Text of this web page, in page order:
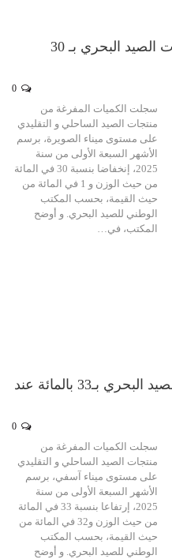
ميناء الصويرة..إنخفاض مفرغات الصيد البحري بـ 30
سجلت الكميات المفرغة من
منتجات الصيد الساحلي و التقليدي
على مستوى ميناء الصويرة، برسم
الأشهر السبعة الأولى من سنة
2025، إنخفاضا بنسبة 30 في المائة
من حيث الوزن و 1 في المائة من
حيث القيمة، بحسب المكتب
الوطني للصيد البحري. و أوضح
المكتب، في…
ميناء آسفي..إرتفاع مفرغات الصيد البحري بـ33 بالمائة عند
سجلت الكميات المفرغة من
منتجات الصيد الساحلي و التقليدي
على مستوى ميناء آسفي، برسم
الأشهر السبعة الأولى من سنة
2025، إرتفاعا بنسبة 33 في المائة
من حيث الوزن و32 في المائة من
حيث القيمة، بحسب المكتب
الوطني للصيد البحري. و أوضح